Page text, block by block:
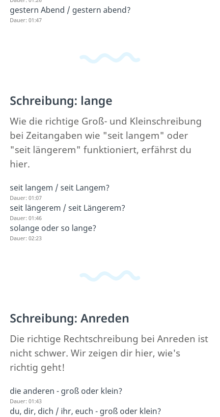
gestern Abend / gestern abend?
Dauer: 01:47
Schreibung: lange
Wie die richtige Groß- und Kleinschreibung
bei Zeitangaben wie "seit langem" oder
"seit längerem" funktioniert, erfährst du
hier.
seit langem / seit Langem?
Dauer: 01:07
seit längerem / seit Längerem?
Dauer: 01:46
solange oder so lange?
Dauer: 02:23
Schreibung: Anreden
Die richtige Rechtschreibung bei Anreden ist
nicht schwer. Wir zeigen dir hier, wie's
richtig geht!
die anderen - groß oder klein?
Dauer: 01:43
du, dir, dich / ihr, euch - groß oder klein?